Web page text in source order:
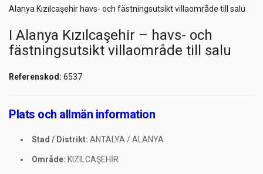
Alanya Kızılcaşehir havs- och fästningsutsikt villaområde till salu
I Alanya Kızılcaşehir – havs- och
fästningsutsikt villaområde till salu
Referenskod: 6537
Plats och allmän information
Stad / Distrikt: ANTALYA / ALANYA
Område: KIZILCAŞEHİR